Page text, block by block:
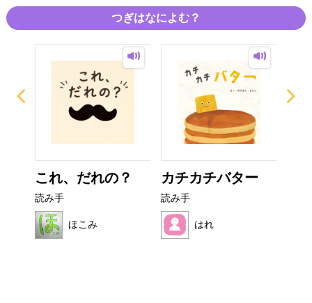
つぎはなによむ？
これ、だれの？
読み手
ほこみ
カチカチバター
読み手
はれ